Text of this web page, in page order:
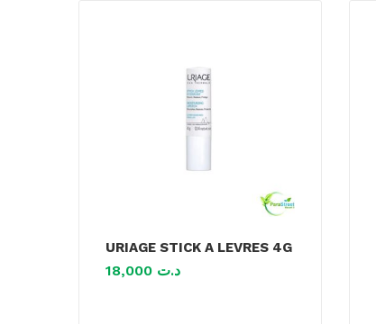
URIAGE STICK A LEVRES 4G
د.ت